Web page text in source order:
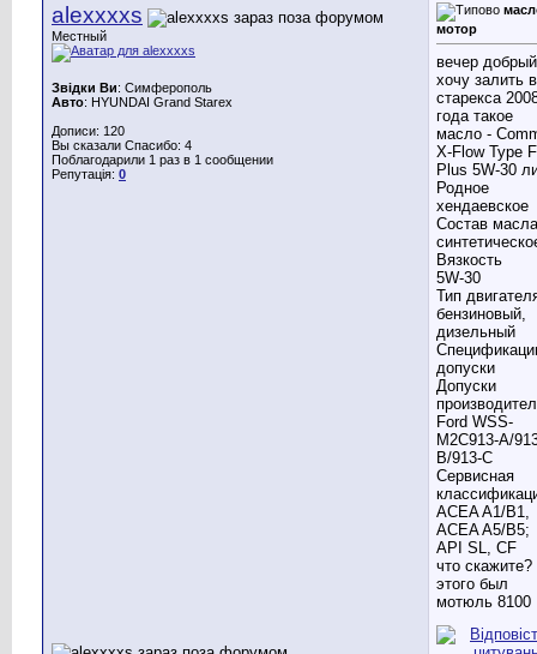
alexxxxs
Местный
Звідки Ви: Симферополь
Авто: HYUNDAI Grand Starex
Дописи: 120
Вы сказали Спасибо: 4
Поблагодарили 1 раз в 1 сообщении
Репутація: 0
мотор
вечер
хочу залить в
старекса
года такое
масло -
X-Flow Type F
Plus 5W-30
Родное
хендаевское
Состав масла
Вязкость
5W-30
Тип
бензиновый,
дизельный
допуски
Допуски
Ford WSS-
M2C913-A/
B/913-C
Сервисная
ACEA A1/B1,
ACEA A5/B5;
API SL, CF
что скажите?
этого был
мотюль 8100